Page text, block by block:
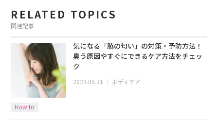
RELATED TOPICS
関連記事
気になる「脇の匂い」の対策・予防方法！
臭う原因やすぐにできるケア方法をチェッ
ク
2023.05.31 ｜ボディケア
How to